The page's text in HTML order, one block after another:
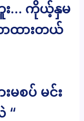
း… ကိုယ့်နှမ
ထားတယ်
းမစပ် မင်း
“